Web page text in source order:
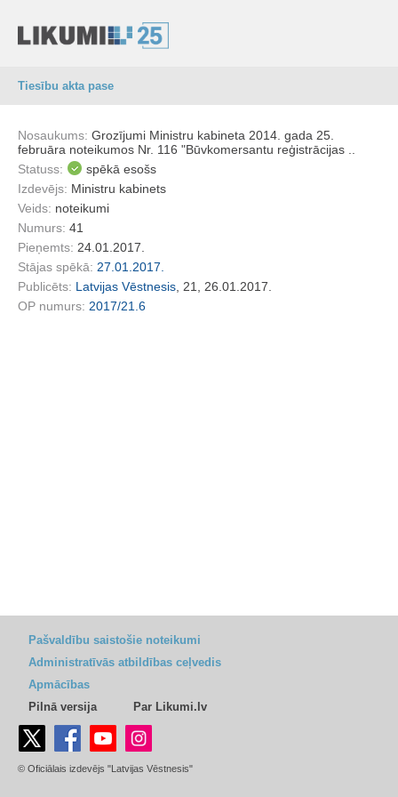
Tiesību akta pase
Nosaukums: Grozījumi Ministru kabineta 2014. gada 25.
februāra noteikumos Nr. 116 "Būvkomersantu reģistrācijas ..
Statuss:
spēkā esošs
Izdevējs: Ministru kabinets
Veids: noteikumi
Numurs: 41
Pieņemts: 24.01.2017.
Stājas spēkā: 27.01.2017.
Publicēts: Latvijas Vēstnesis , 21, 26.01.2017.
OP numurs: 2017/21.6
Pašvaldību saistošie noteikumi
Administratīvās atbildības ceļvedis
Apmācības
Pilnā versija
Par Likumi.lv
© Oficiālais izdevējs "Latvijas Vēstnesis"